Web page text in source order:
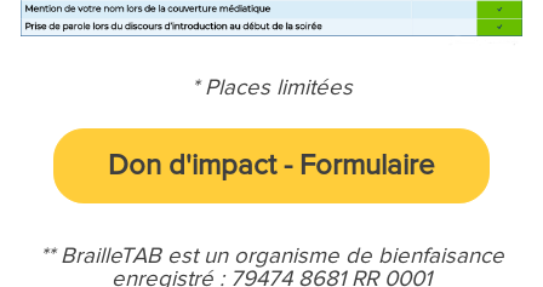
* Places limitées
Don d'impact - Formulaire
** BrailleTAB est un organisme de bienfaisance
enregistré : 79474 8681 RR 0001